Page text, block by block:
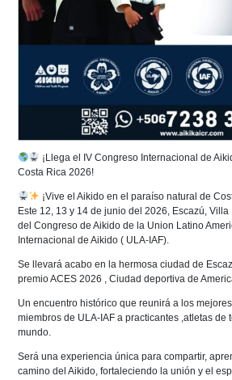
¡Llega el IV Congreso Internacional de
Costa Rica 2026!
¡Vive el Aikido en el paraíso natural de
Este 12, 13 y 14 de junio del 2026, Escazú,
del Congreso de Aikido de la Union Latino
Internacional de Aikido ( ULA-IAF).
Se llevará acabo en la hermosa ciudad de
premio ACES 2026 , Ciudad deportiva de
Un encuentro histórico que reunirá a los
miembros de ULA-IAF a practicantes ,atletas de
mundo.
Será una experiencia única para compartir,
camino del Aikido, fortaleciendo la unión y el